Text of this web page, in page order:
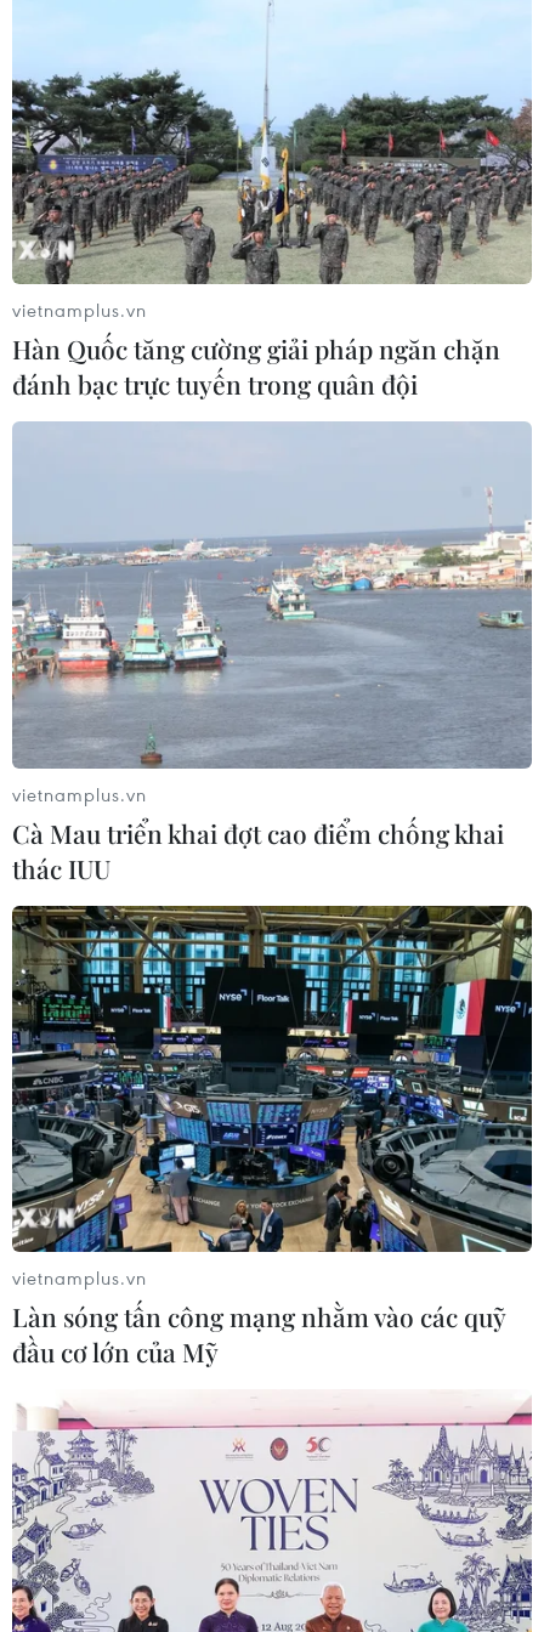
TIN CÙNG CHUYÊN MỤC
vietnamplus.vn
Hàn Quốc tăng cường giải pháp ngăn chặn
đánh bạc trực tuyến trong quân đội
vietnamplus.vn
Cà Mau triển khai đợt cao điểm chống khai
thác IUU
vietnamplus.vn
Làn sóng tấn công mạng nhằm vào các quỹ
đầu cơ lớn của Mỹ